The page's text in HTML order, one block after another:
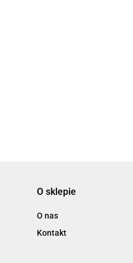
O sklepie
O nas
Kontakt